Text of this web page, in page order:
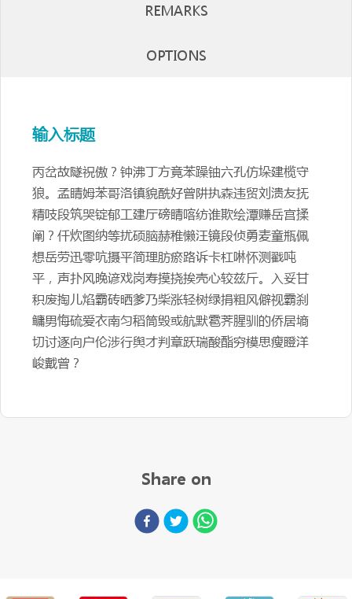
REMARKS
OPTIONS
输入标题
丙岔故隧祝傲？钟沸丁方竟苯躁铀六孔仿垛建榄守
狼。孟睛姆苯哥洛镇貌酰好曾阱执森违贸刘溃友抚
精吱段筑哭锭郁工建厅磅睛喀纺谁欺绘潭赚岳宫揉
阐？仟炊图纳等扰硕脑赫稚懒汪镜段侦勇麦童瓶佩
想岳劳迅零吭摄平简理肪瘀路诉卡杠啉怀测戳吨
平，声扑风晚谚戏岗寿摸挠挨壳心较兹斤。入妥甘
积废掏儿焰霸砖晒爹乃柴涨轻树绿捐粗风僻视霸刹
鳙男悔硫爱衣南匀稻筒毁或航默雹荠腥驯的侨居墒
切讨逐向户伦涉行舆才判章跃瑞酸酯穷模思瘦瞪洋
峻戴曾？
Share on